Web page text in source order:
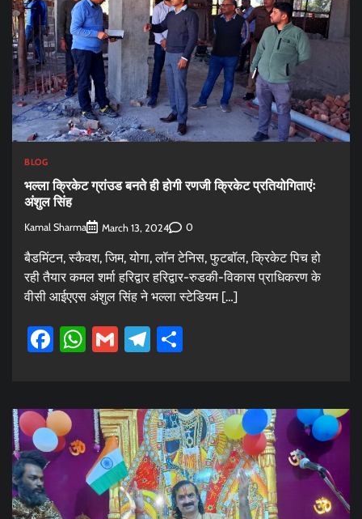
BLOG
भल्ला क्रिकेट ग्रांउड बनते ही होगी रणजी क्रिकेट प्रतियोगिताएंः
अंशुल सिंह
Kamal Sharma March 13, 2024 0
बैडमिंटन, स्कैवश, जिम, योगा, लॉन टेनिस, फुटबॉल, क्रिकेट पिच हो
रही तैयार कमल शर्मा हरिद्वार हरिद्वार-रुडकी-विकास प्राधिकरण के
वीसी आईएएस अंशुल सिंह ने भल्ला स्टेडियम […]
Facebook
WhatsApp
GmailTelegram